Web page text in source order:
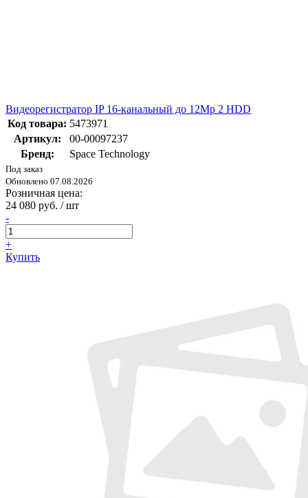
Видеорегистратор IP 16-канальный до 12Mp 2 HDD
Код товара: 5473971
Артикул:
00-00097237
Бренд:
Space Technology
Под заказ
Обновлено 07.08.2026
Розничная цена:
24 080 руб. / шт
-
+
Купить